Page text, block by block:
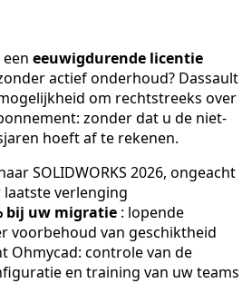
eeuwigdurende licentie
actief onderhoud? Dassault
om rechtstreeks over
zonder dat u de niet-
hoeft af te rekenen.
SOLIDWORKS 2026, ongeacht
verlenging
bij uw migratie : lopende
voorbehoud van geschiktheid
Ohmycad: controle van de
en training van uw teams